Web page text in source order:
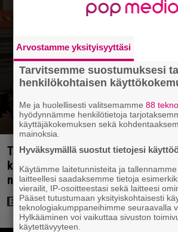
Tänään tv:ssä: Steven Spielbergin
kaveruus loppui 21 vuotta sitten –
nolo käytös
Arvostamme yksityisyyttäsi
Tarvitsemme suostumuksesi
henkilökohtaisen
Me ja huolellisesti valitsemamme88
hyödynnämme henkilötietoja
käyttäjäkokemuksen sekä
mainoksia.
Hyväksymällä suostut tietojesi
Käytämme laitetunnisteita ja
laitteellesi saadaksemme tietoja
vierailit, IP-osoitteestasi sekä laitteesi
Pääset tutustumaan yksityiskohtaisesti
teknologiakumppaneihimme seuraavalla
Hylkääminen voi vaikuttaa sivuston
käytettävyyteen.